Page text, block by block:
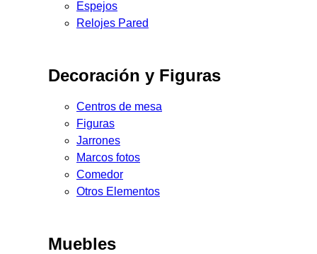
Espejos
Relojes Pared
Decoración y Figuras
Centros de mesa
Figuras
Jarrones
Marcos fotos
Comedor
Otros Elementos
Muebles